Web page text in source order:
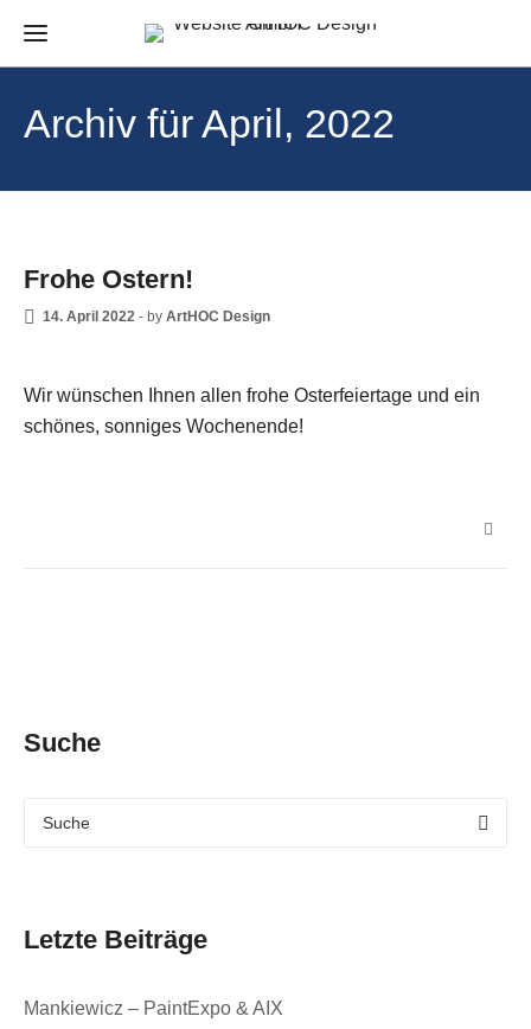
Archiv für April, 2022
Frohe Ostern!
14. April 2022 - by ArtHOC Design
Wir wünschen Ihnen allen frohe Osterfeiertage und ein
schönes, sonniges Wochenende!
Suche
Letzte Beiträge
Mankiewicz – PaintExpo & AIX